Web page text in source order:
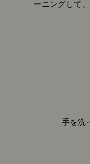
ーニングして
手を洗